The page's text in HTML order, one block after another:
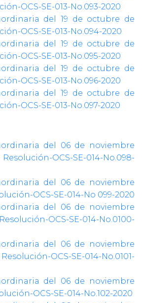
OCS-SE-013-No.093-2020
del 19 de octubre de
OCS-SE-013-No.094-2020
del 19 de octubre de
OCS-SE-013-No.095-2020
del 19 de octubre de
OCS-SE-013-No.096-2020
del 19 de octubre de
OCS-SE-013-No.097-2020
del 06 de noviembre
Resolución-OCS-SE-014-No.098-
del 06 de noviembre
OCS-SE-014-No 099-2020
del 06 de noviembre
Resolución-OCS-SE-014-No.0100-
del 06 de noviembre
Resolución-OCS-SE-014-No.0101-
del 06 de noviembre
OCS-SE-014-No.102-2020